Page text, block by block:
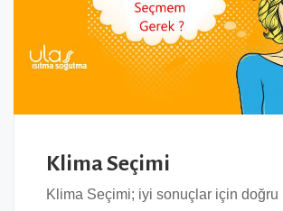
Klima Seçimi
Klima Seçimi; iyi sonuçlar için doğru